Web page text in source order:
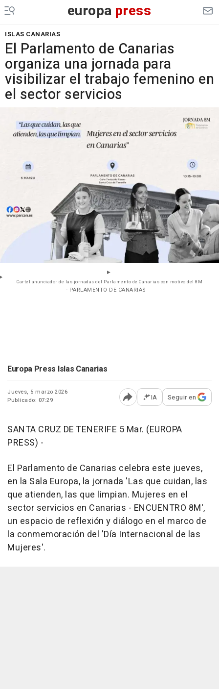
europa press
ISLAS CANARIAS
El Parlamento de Canarias
organiza una jornada para
visibilizar el trabajo femenino en
el sector servicios
Cartel anunciador de las jornadas del Parlamento de Canarias con motivo del 8M
- PARLAMENTO DE CANARIAS
Europa Press Islas Canarias
Jueves, 5 marzo 2026
Publicado: 07:29
Abrir opciones para
IA Seguir en
SANTA CRUZ DE TENERIFE 5 Mar. (EUROPA
PRESS) -
El Parlamento de Canarias celebra este jueves,
en la Sala Europa, la jornada 'Las que cuidan, las
que atienden, las que limpian. Mujeres en el
sector servicios en Canarias - ENCUENTRO 8M',
un espacio de reflexión y diálogo en el marco de
la conmemoración del 'Día Internacional de las
Mujeres'.